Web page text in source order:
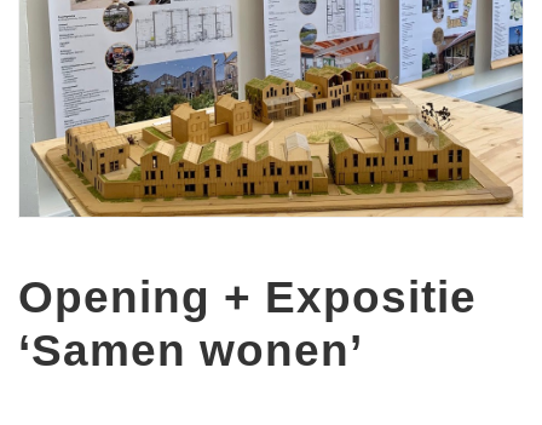
Opening + Expositie
‘Samen wonen’